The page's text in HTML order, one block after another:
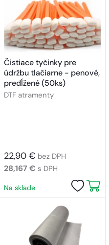
Čistiace tyčinky pre
údržbu tlačiarne - penové,
predĺžené (50ks)
DTF atramenty
22,90 € bez DPH
28,167 € s DPH
Na sklade